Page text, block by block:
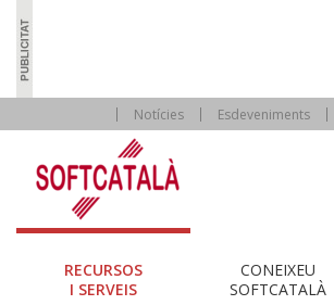
Notícies Esdeveniments
RECURSOS
I SERVEIS
CONEIXEU
SOFTCATALÀ